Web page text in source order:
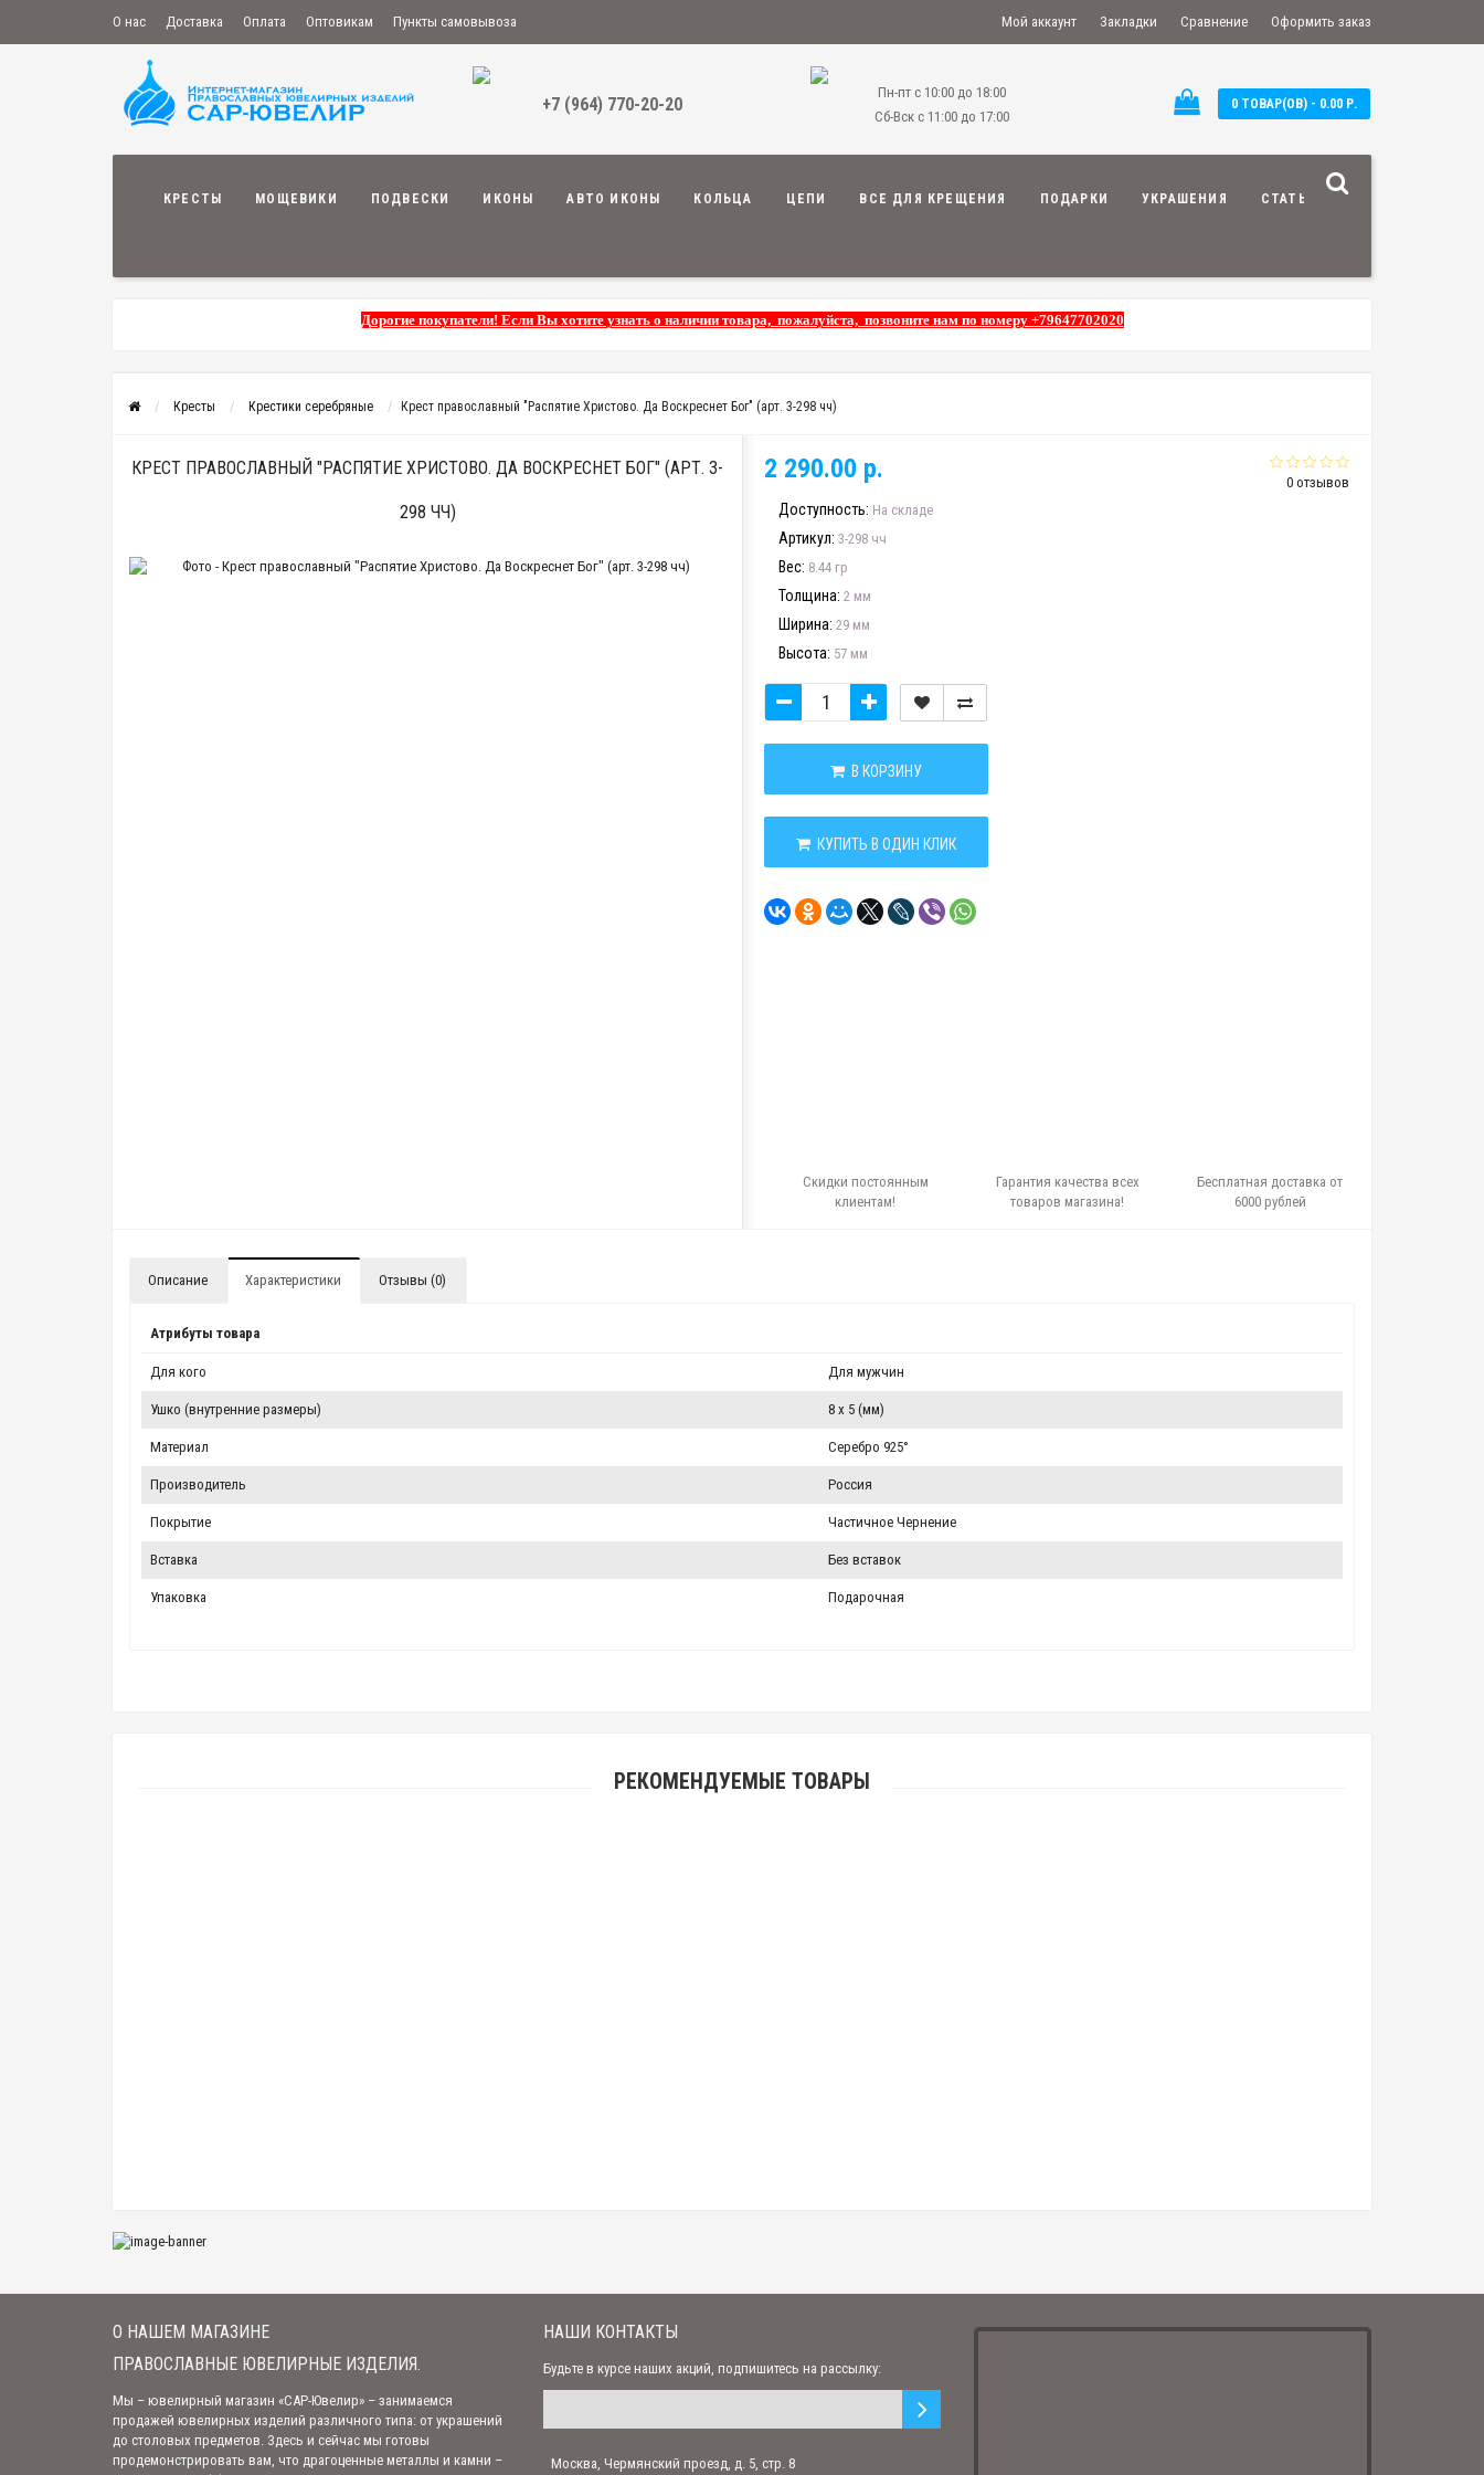
О нас Доставка Оплата Оптовикам Пункты самовывоза Мой аккаунт Закладки Сравнение Оформить заказ
+7 (964) 770-20-20
Пн-пт с 10:00 до 18:00
Сб-Вск с 11:00 до 17:00
0 ТОВАР(ОВ) - 0.00 Р.
КРЕСТЫ МОЩЕВИКИ ПОДВЕСКИ ИКОНЫ АВТО ИКОНЫ КОЛЬЦА ЦЕПИ ВСЕ ДЛЯ КРЕЩЕНИЯ ПОДАРКИ УКРАШЕНИЯ СТАТЬИ
Дорогие покупатели! Если Вы хотите узнать о наличии товара, пожалуйста, позвоните нам по номеру +79647702020
Кресты Крестики серебряные Крест православный "Распятие Христово. Да Воскреснет Бог" (арт. 3-298 чч)
КРЕСТ ПРАВОСЛАВНЫЙ "РАСПЯТИЕ ХРИСТОВО. ДА ВОСКРЕСНЕТ БОГ" (АРТ. 3-
298 ЧЧ)
0 отзывов
2 290.00 р.
Доступность: На складе
Артикул: 3-298 чч
Вес: 8.44 гр
Толщина: 2 мм
Ширина: 29 мм
Высота: 57 мм
В КОРЗИНУ
КУПИТЬ В ОДИН КЛИК
Скидки постоянным
клиентам!
Гарантия качества всех
товаров магазина!
Бесплатная доставка от
6000 рублей
Описание Характеристики Отзывы (0)
Атрибуты товара
Для кого Для мужчин
Ушко (внутренние размеры) 8 x 5 (мм)
Материал Серебро 925°
Производитель Россия
Покрытие Частичное Чернение
Вставка Без вставок
Упаковка Подарочная
РЕКОМЕНДУЕМЫЕ ТОВАРЫ
1 940.00 р.
О НАШЕМ МАГАЗИНЕ
ПРАВОСЛАВНЫЕ ЮВЕЛИРНЫЕ ИЗДЕЛИЯ.
Мы – ювелирный магазин «САР-Ювелир» – занимаемся
продажей ювелирных изделий различного типа: от украшений
до столовых предметов. Здесь и сейчас мы готовы
продемонстрировать вам, что драгоценные металлы и камни –
НАШИ КОНТАКТЫ
Будьте в курсе наших акций, подпишитесь на рассылку:
Москва, Чермянский проезд, д. 5, стр. 8